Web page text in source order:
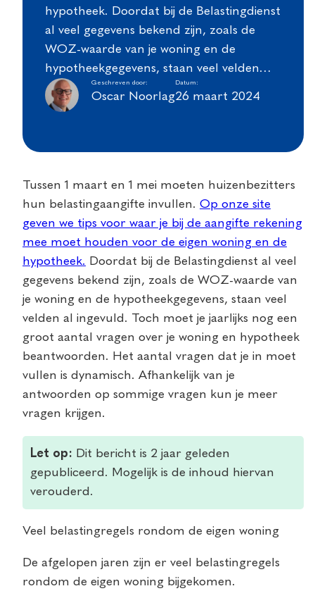
hypotheek. Doordat bij de Belastingdienst
al veel gegevens bekend zijn, zoals de
WOZ-waarde van je woning en de
hypotheekgegevens, staan veel velden…
Geschreven door:
Oscar Noorlag
Datum:
26 maart 2024
Tussen 1 maart en 1 mei moeten huizenbezitters
hun belastingaangifte invullen. Op onze site
geven we tips voor waar je bij de aangifte rekening
mee moet houden voor de eigen woning en de
hypotheek. Doordat bij de Belastingdienst al veel
gegevens bekend zijn, zoals de WOZ-waarde van
je woning en de hypotheekgegevens, staan veel
velden al ingevuld. Toch moet je jaarlijks nog een
groot aantal vragen over je woning en hypotheek
beantwoorden. Het aantal vragen dat je in moet
vullen is dynamisch. Afhankelijk van je
antwoorden op sommige vragen kun je meer
vragen krijgen.
Let op: Dit bericht is 2 jaar geleden
gepubliceerd. Mogelijk is de inhoud hiervan
verouderd.
Veel belastingregels rondom de eigen woning
De afgelopen jaren zijn er veel belastingregels
rondom de eigen woning bijgekomen.